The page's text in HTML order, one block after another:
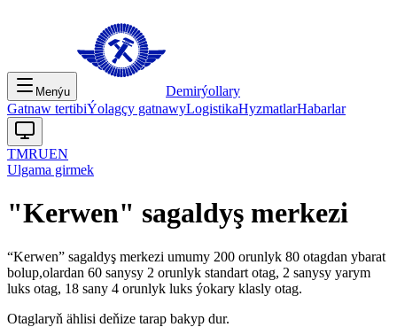
Menýu
Demirýollary
Gatnaw tertibiÝolagçy gatnawyLogistikaHyzmatlarHabarlar
TMRUEN
Ulgama girmek
"Kerwen" sagaldyş merkezi
“Kerwen” sagaldyş merkezi umumy 200 orunlyk 80 otagdan ybarat
bolup,olardan 60 sanysy 2 orunlyk standart otag, 2 sanysy yarym
luks otag, 18 sany 4 orunlyk luks ýokary klasly otag.
Otaglaryň ählisi deňize tarap bakyp dur.